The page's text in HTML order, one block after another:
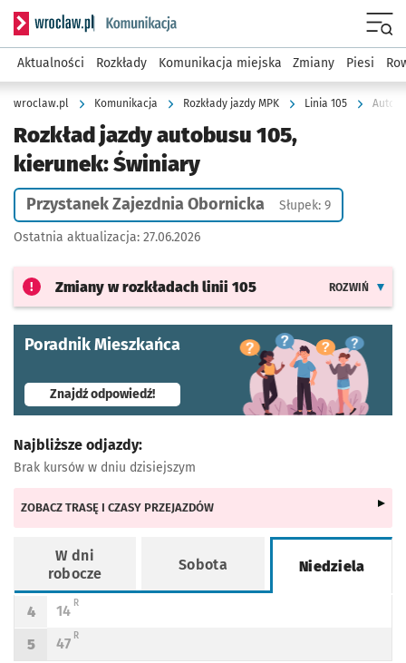
Serwis informacyjny wroclaw.pl podserwis: Komunikacja
Aktualności Rozkłady Komunikacja miejska Zmiany Piesi
wroclaw.pl Komunikacja Rozkłady jazdy MPK Linia 105
Rozkład jazdy autobusu 105,
kierunek: Świniary
Przystanek Zajezdnia Obornicka Słupek: 9
Ostatnia aktualizacja: 27.06.2026
Zmiany w rozkładach linii 105 ROZWIŃ
Poradnik Mieszkańca
Znajdź odpowiedź!- otworzy się w nowej karcie
Najbliższe odjazdy:
Brak kursów w dniu dzisiejszym
ZOBACZ TRASĘ I CZASY PRZEJAZDÓW
W dni
robocze
Sobota Niedziela
Rozkład jazdy -
Godzina odjazdu
4
Odjazd
14
minut po godzinie 4
RR - KURS DO ŚWINIAR
Godzina odjazdu
5
Odjazd
47
minut po godzinie 5
RR - KURS DO ŚWINIAR